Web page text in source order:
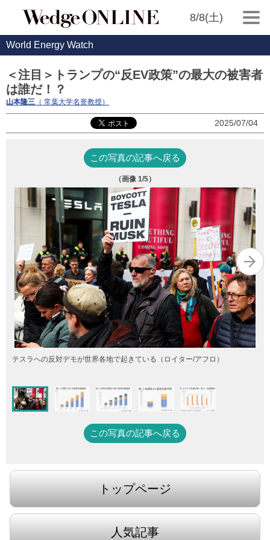
8/8(土)
World Energy Watch
＜注目＞トランプの“反EV政策”の最大の被害者
は誰だ！？
山本隆三 （ 常葉大学名誉教授）
2025/07/04
この写真の記事へ戻る
（画像 1/5）
テスラへの反対デモが世界各地で起きている（ロイター/アフロ）
この写真の記事へ戻る
トップページ
人気記事